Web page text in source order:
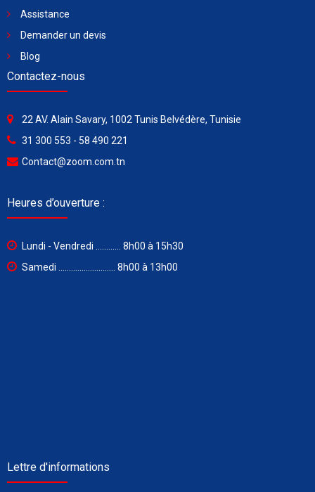
Assistance
Demander un devis
Blog
Contactez-nous
22 AV. Alain Savary, 1002 Tunis Belvédère, Tunisie
31 300 553 - 58 490 221
Contact@zoom.com.tn
Heures d’ouverture :
Lundi - Vendredi ............ 8h00 à 15h30
Samedi ........................... 8h00 à 13h00
Lettre d'informations